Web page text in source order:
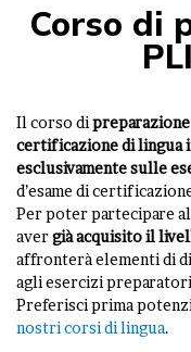
LAVORA
Corso di
Il corso dipreparazione
certificazione di lingua
esclusivamente sulle
d’esame di
Per poter partecipare
avergià acquisito il
affronterà elementi di
agli esercizi
Preferisci prima
nostri corsi di lingua.